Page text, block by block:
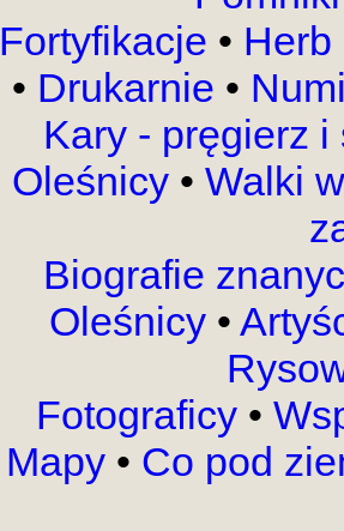
Fortyfikacje •
• Drukarnie •
Kary - pręgierz
Oleśnicy • Walki
Biografie
Oleśnicy •
Fotograficy •
Mapy • Co pod